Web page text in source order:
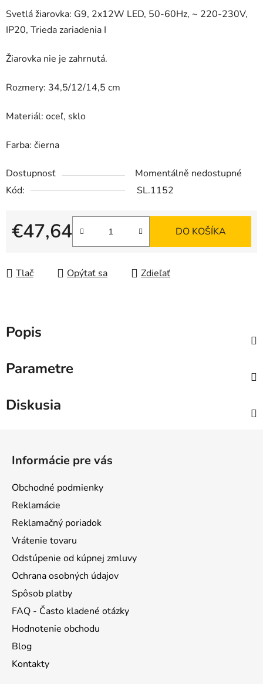
Svetlá žiarovka: G9, 2x12W LED, 50-60Hz, ~ 220-230V,
IP20, Trieda zariadenia I
Žiarovka nie je zahrnutá.
Rozmery: 34,5/12/14,5 cm
Materiál: oceľ, sklo
Farba: čierna
Dostupnosť
Momentálně nedostupné
Kód:
SL.1152
€47,64
Jednotková cena:
DO KOŠÍKA
Tlač Opýtať sa Zdieľať
Popis
Parametre
Diskusia
Informácie pre vás
Obchodné podmienky
Reklamácie
Reklamačný poriadok
Vrátenie tovaru
Odstúpenie od kúpnej zmluvy
Ochrana osobných údajov
Spôsob platby
FAQ - Často kladené otázky
Hodnotenie obchodu
Blog
Kontakty